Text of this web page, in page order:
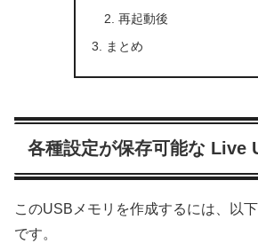
再起動後
まとめ
各種設定が保存可能な Live
このUSBメモリを作成するには、以
です。